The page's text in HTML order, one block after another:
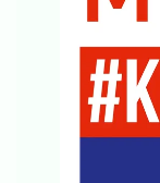
04 августа 2026
Вниманию
04 августа 2026
Память,
04 августа 2026
Регион